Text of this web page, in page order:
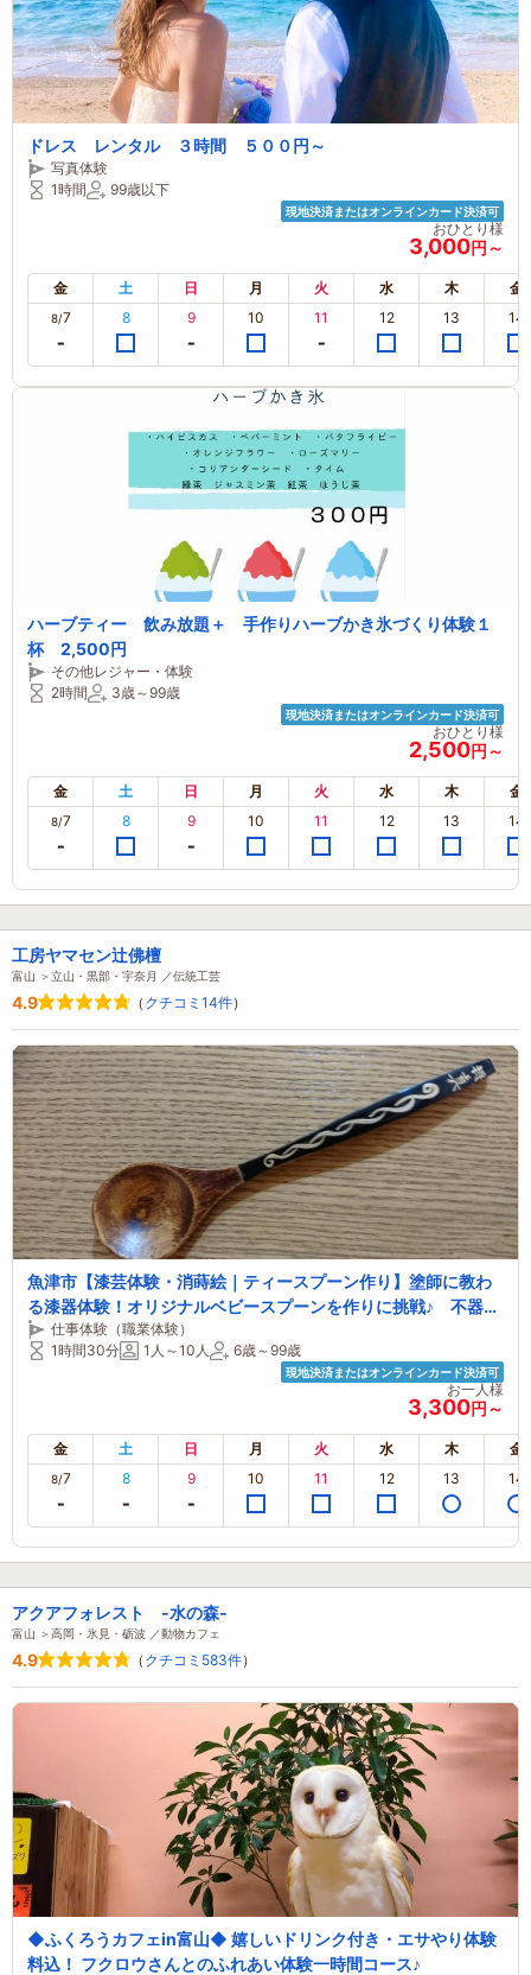
ドレス レンタル ３時間 ５００円～
写真体験
1時間
99歳以下
現地決済またはオンラインカード決済可
おひとり様
3,000円～
金 土 日 月 火 水 木 金
8/7 8 9 10 11 12 13 14
ハーブティー 飲み放題＋ 手作りハーブかき氷づくり体験１
杯 2,500円
その他レジャー・体験
2時間
3歳～99歳
現地決済またはオンラインカード決済可
おひとり様
2,500円～
金 土 日 月 火 水 木 金
8/7 8 9 10 11 12 13 14
工房ヤマセン辻佛檀
富山 ＞立山・黒部・宇奈月 ／伝統工芸
4.9 （ クチコミ14件）
魚津市【漆芸体験・消蒔絵｜ティースプーン作り】塗師に教わ
る漆器体験！オリジナルベビースプーンを作りに挑戦♪ 不器用
でも出来る漆芸体験です！ファミリーにおすすめ★
仕事体験（職業体験）
1時間30分
1人～10人 6歳～99歳
現地決済またはオンラインカード決済可
お一人様
3,300円～
金 土 日 月 火 水 木 金
8/7 8 9 10 11 12 13 14
アクアフォレスト -水の森-
富山 ＞高岡・氷見・砺波 ／動物カフェ
4.9 （ クチコミ583件）
◆ふくろうカフェin富山◆ 嬉しいドリンク付き・エサやり体験
料込！ フクロウさんとのふれあい体験一時間コース♪